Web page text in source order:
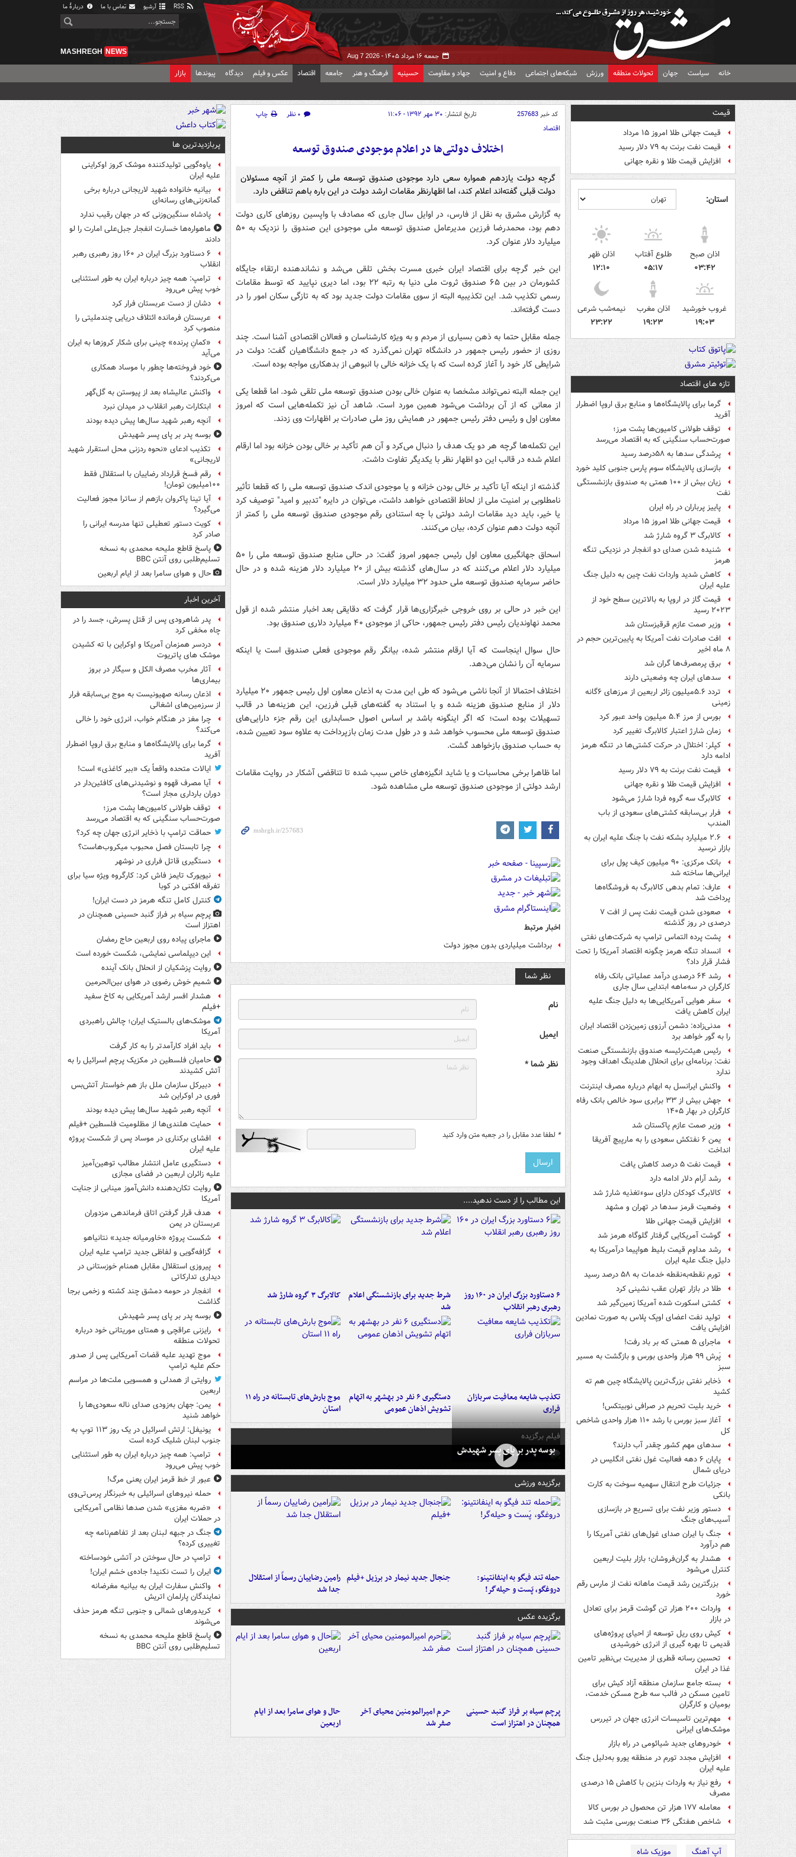
آرشیو تماس با ما دربارهٔ ما
جمعه ۱۶ مرداد ۱۴۰۵ - Aug 7 2026
MASHREGH NEWS
خانه سیاست جهان تحولات منطقه ورزش شبکه‌های اجتماعی دفاع و امنیت جهاد و مقاومت حسینیه فرهنگ و هنر جامعه اقتصاد عکس و فیلم دیدگاه پیوندها بازار
قیمت
قیمت جهانی طلا امروز ۱۵ مرداد
قیمت نفت برنت به ۷۹ دلار رسید
افزایش قیمت طلا و نقره جهانی
استان:
اذان صبح
۰۳:۴۲
طلوع آفتاب
۰۵:۱۷
اذان ظهر
۱۲:۱۰
غروب خورشید
۱۹:۰۳
اذان مغرب
۱۹:۲۳
نیمه‌شب شرعی
۲۳:۲۲
تازه های اقتصاد
گرما برای پالایشگاه‌ها و منابع برق اروپا اضطرار
آفرید
توقف طولانی کامیون‌ها پشت مرز؛
صورت‌حساب سنگینی که به اقتصاد می‌رسد
پرشدگی سدها به ۵۸درصد رسید
بازسازی پالایشگاه سوم پارس جنوبی کلید خورد
زیان بیش از ۱۰۰ همتی به صندوق‌ بازنشستگی
نفت
پاییز پرباران در راه ایران
قیمت جهانی طلا امروز ۱۵ مرداد
کالابرگ ۳ گروه شارژ شد
شنیده شدن صدای دو انفجار در نزدیکی تنگه
هرمز
کاهش شدید واردات نفت چین به دلیل جنگ
علیه ایران
قیمت گاز در اروپا به بالاترین سطح خود از
۲۰۲۳ رسید
وزیر صمت عازم قرقیزستان شد
افت صادرات نفت آمریکا به پایین‌ترین حجم در
۸ ماه اخیر
برق پرمصرف‌ها گران شد
سدهای ایران چه وضعیتی دارند
تردد ۵.۶میلیون زائر اربعین از مرزهای ۶گانه
زمینی
بورس از مرز ۵.۴ میلیون واحد عبور کرد
زمان شارژ اعتبار کالابرگ تغییر کرد
کپلر: اختلال در حرکت کشتی‌ها در تنگه هرمز
ادامه دارد
قیمت نفت برنت به ۷۹ دلار رسید
افزایش قیمت طلا و نقره جهانی
کالابرگ سه گروه فردا شارژ می‌شود
فرار بی‌سابقه کشتی‌های سعودی از باب
المندب
۲.۶ میلیارد بشکه نفت با جنگ علیه ایران به
بازار نرسید
بانک مرکزی: ۹۰ میلیون کیف پول برای
ایرانی‌ها ساخته شد
عارف: تمام بدهی کالابرگ به فروشگاه‌ها
پرداخت شد
صعودی شدن قیمت نفت پس از افت ۷
درصدی در روز گذشته
پشت پرده التماس ترامپ به شرکت‌های نفتی
انسداد تنگه هرمز چگونه اقتصاد آمریکا را تحت
فشار قرار داد؟
رشد ۶۴ درصدی درآمد عملیاتی بانک رفاه
کارگران در سه‌ماهه ابتدایی سال جاری
سفر هوایی آمریکایی‌ها به دلیل جنگ علیه
ایران کاهش یافت
مدنی‌زاده: دشمن آرزوی زمین‌زدن اقتصاد ایران
را به گور خواهد برد
رئیس هیئت‌رئیسه صندوق بازنشستگی صنعت
نفت: برنامه‌ای برای انحلال هلدینگ اهداف وجود
ندارد
واکنش ایرانسل به ابهام درباره مصرف اینترنت
جهش بیش از ۳۳ برابری سود خالص بانک رفاه
کارگران در بهار ۱۴۰۵
وزیر صمت عازم پاکستان شد
یمن ۶ نفتکش سعودی را به مارپیچ آفریقا
انداخت
قیمت نفت ۵ درصد کاهش یافت
رشد آرام دلار ادامه دارد
کالابرگ کودکان دارای سوءتغذیه شارژ شد
وضعیت قرمز سدها در تهران و مشهد
افزایش قیمت جهانی طلا
گوشت آمریکایی گرفتار گلوگاه هرمز شد
رشد مداوم قیمت بلیط هواپیما درآمریکا به
دلیل جنگ علیه ایران
تورم نقطه‌به‌نقطه خدمات به ۵۸ درصد رسید
طلا در بازار تهران عقب نشینی کرد
کشتی اسکورت شده آمریکا زمین‌گیر شد
تولید نفت اعضای اوپک پلاس به صورت نمادین
افزایش یافت
ماجرای ۵ همتی که بر باد رفت!
پَرش ۹۹ هزار واحدی بورس و بازگشت به مسیر
سبز
ذخایر نفتی بزرگ‌ترین پالایشگاه چین هم ته
کشید
خرید بلیت تحریم در صرافی نوبیتکس!
آغاز سبز بورس با رشد ۱۱۰ هزار واحدی شاخص
کل
سدهای مهم کشور چقدر آب دارند؟
پایان ۶ دهه فعالیت غول نفتی انگلیس در
دریای شمال
جزئیات طرح انتقال سهمیه سوخت به کارت
بانکی
دستور وزیر نفت برای تسریع در بازسازی
آسیب‌های جنگ
جنگ با ایران صدای غول‌های نفتی آمریکا را
هم درآورد
هشدار به گران‌فروشان؛ بازار بلیت اربعین
کنترل می‌شود
بزرگترین رشد قیمت ماهانه نفت از مارس رقم
خورد
واردات ۲۰۰ هزار تن گوشت قرمز برای تعادل
در بازار
کیش روی ریل توسعه از احیای پروژه‌های
قدیمی تا بهره گیری از انرژی خورشیدی
تحسین رسانه قطری از مدیریت بی‌نظیر تامین
غذا در ایران
بسته جامع سازمان منطقه آزاد کیش برای
تامین مسکن در فالب سه طرح مسکن خدمت،
بومیان و کارگران
مهم‌ترین تاسیسات انرژی جهان در تیررس
موشک‌های ایرانی
خودروهای جدید شیائومی در راه بازار
افزایش مجدد تورم در منطقه یورو به‌دلیل جنگ
علیه ایران
رفع نیاز به واردات بنزین با کاهش ۱۵ درصدی
مصرف
معامله ۱۷۷ هزار تن محصول در بورس کالا
شاخص‌ هفتگی ۳۶ صنعت بورسی مثبت شد
آپ آهنگ موزیک شاه
کد خبر257683 تاریخ انتشار: ۳۰ مهر ۱۳۹۲ - ۱۱:۰۶ ۰ نظر
چاپ
اقتصاد
اختلاف دولتی‌ها در اعلام موجودی صندوق توسعه
گرچه دولت یازدهم همواره سعی دارد موجودی صندوق توسعه ملی را کمتر از آنچه مسئولان
دولت قبلی گفته‌اند اعلام کند، اما اظهارنظر مقامات ارشد دولت در این باره باهم تناقض دارد.
به گزارش مشرق به نقل از فارس، در اوایل سال جاری که مصادف با واپسین روزهای کاری دولت
دهم بود، محمدرضا فرزین مدیرعامل صندوق توسعه ملی موجودی این صندوق را نزدیک به ۵۰
میلیارد دلار عنوان کرد.
این خبر گرچه برای اقتصاد ایران خبری مسرت بخش تلقی می‌شد و نشاندهنده ارتقاء جایگاه
کشورمان در بین ۶۵ صندوق ثروت ملی دنیا به رتبه ۲۲ بود، اما دیری نپایید که توسط مقامات
رسمی تکذیب شد. این تکذیبیه البته از سوی مقامات دولت جدید بود که به تازگی سکان امور را در
دست گرفته‌اند.
جمله مقابل حتما به ذهن بسیاری از مردم و به ویژه کارشناسان و فعالان اقتصادی آشنا است. چند
روزی از حضور رئیس جمهور در دانشگاه تهران نمی‌گذرد که در جمع دانشگاهیان گفت: دولت در
شرایطی کار خود را آغاز کرده است که با یک خزانه خالی با انبوهی از بدهکاری مواجه بوده است.
این جمله البته نمی‌تواند مشخصا به عنوان خالی بودن صندوق توسعه ملی تلقی شود. اما قطعا یکی
از معانی که از آن برداشت می‌شود همین مورد است. شاهد آن نیز تکمله‌هایی است که امروز
معاون اول و رئیس دفتر رئیس جمهور در همایش روز ملی صادرات بر اظهارات وی زدند.
این تکمله‌ها گرچه هر دو یک هدف را دنبال می‌کرد و آن هم تأکید بر خالی بودن خزانه بود اما ارقام
اعلام شده در قالب این دو اظهار نظر با یکدیگر تفاوت داشت.
گذشته از اینکه آیا تأکید بر خالی بودن خزانه و یا موجودی اندک صندوق توسعه ملی را که قطعا تأثیر
نامطلوبی بر امنیت ملی از لحاظ اقتصادی خواهد داشت، می‌توان در دایره "تدبیر و امید" توصیف کرد
یا خیر، باید دید مقامات ارشد دولتی با چه استنادی رقم موجودی صندوق توسعه ملی را کمتر از
آنچه دولت دهم عنوان کرده، بیان می‌کنند.
اسحاق جهانگیری معاون اول رئیس جمهور امروز گفت: در حالی منابع صندوق توسعه ملی را ۵۰
میلیارد دلار اعلام می‌کنند که در سال‌های گذشته بیش از ۲۰ میلیارد دلار هزینه شده و در حال
حاضر سرمایه صندوق توسعه ملی حدود ۳۲ میلیارد دلار است.
این خبر در حالی بر روی خروجی خبرگزاری‌ها قرار گرفت که دقایقی بعد اخبار منتشر شده از قول
محمد نهاوندیان رئیس دفتر رئیس جمهور، حاکی از موجودی ۴۰ میلیارد دلاری صندوق بود.
حال سوال اینجاست که آیا ارقام منتشر شده، بیانگر رقم موجودی فعلی صندوق است یا اینکه
سرمایه آن را نشان می‌دهد.
اختلاف احتمالا از آنجا ناشی می‌شود که طی این مدت به اذعان معاون اول رئیس جمهور ۲۰ میلیارد
دلار از منابع صندوق هزینه شده و با استناد به گفته‌های قبلی فرزین، این هزینه‌ها در قالب
تسهیلات بوده است؛ که اگر اینگونه باشد بر اساس اصول حسابداری این رقم جزء دارایی‌های
صندوق توسعه ملی محسوب خواهد شد و در طول مدت زمان بازپرداخت به علاوه سود تعیین شده،
به حساب صندوق بازخواهد گشت.
اما ظاهرا برخی محاسبات و یا شاید انگیزه‌های خاص سبب شده تا تناقضی آشکار در روایت مقامات
ارشد دولتی از موجودی صندوق توسعه ملی مشاهده شود.
اخبار مرتبط
برداشت میلیاردی بدون مجوز دولت
نظر شما
نام
ایمیل
نظر شما *
* لطفا عدد مقابل را در جعبه متن وارد کنید
این مطالب را از دست ندهید....
۶ دستاورد بزرگ ایران در ۱۶۰ روز
رهبری رهبر انقلاب
شرط جدید برای بازنشستگی اعلام
شد
کالابرگ ۳ گروه شارژ شد
تکذیب شایعه معافیت سربازان
فراری
دستگیری ۶ نفر در بهشهر به اتهام
تشویش اذهان عمومی
موج بارش‌های تابستانه در راه ۱۱
استان
فیلم برگزیده
بوسه‌ پدر بر پای پسر شهیدش
برگزیده ورزشی
حمله تند فیگو به اینفانتینو:
دروغگو، پَست‌ و حیله‌گر!
جنجال جدید نیمار در برزیل +فیلم رامین رضاییان رسماً از استقلال
جدا شد
برگزیده عکس
پرچم سیاه بر فراز گنبد حسینی
همچنان در اهتزاز است
حرم امیرالمومنین محیای آخر
صفر شد
حال و هوای سامرا بعد از ایام
اربعین
پربازدیدترین ها
یاوه‌گویی تولیدکننده موشک کروز اوکراینی
علیه ایران
بیانیه خانواده شهید لاریجانی درباره برخی
گمانه‌زنی‌های رسانه‌ای
پادشاه سنگین‌وزنی که در جهان رقیب ندارد
ماهواره‌ها خسارت انفجار جبل‌علی امارت را لو
دادند
۶ دستاورد بزرگ ایران در ۱۶۰ روز رهبری رهبر
انقلاب
ترامپ: همه چیز درباره ایران به طور استثنایی
خوب پیش می‌رود
دشان از دست عربستان فرار کرد
عربستان فرمانده ائتلاف دریایی چندملیتی را
منصوب کرد
«کمانِ پرنده» چینی برای شکار کروزها به ایران
می‌آید
خود فروخته‌ها چطور با موساد همکاری
می‌کردند؟
واکنش عالیشاه بعد از پیوستن به گل‌گهر
ابتکارات رهبر انقلاب در میدان نبرد
آنچه رهبر شهید سال‌ها پیش دیده بودند
بوسه‌ پدر بر پای پسر شهیدش
تکذیب ادعای «نحوه ردزنی محل استقرار شهید
لاریجانی»
رقم فسخ قرارداد رضاییان با استقلال فقط
۱۰۰میلیون تومان!
آیا تینا پاکروان بازهم از ساترا مجوز فعالیت
می‌گیرد؟
کویت دستور تعطیلی تنها مدرسه ایرانی را
صادر کرد
پاسخ قاطع ملیحه محمدی به نسخه
تسلیم‌طلبی روی آنتن BBC
حال و هوای سامرا بعد از ایام اربعین
آخرین اخبار
پدر شاهرودی پس از قتل پسرش، جسد را در
چاه مخفی کرد
دردسر همزمان آمریکا و اوکراین با ته کشیدن
موشک های پاتریوت
آثار مخرب مصرف الکل و سیگار در بروز
بیماری‌ها
اذعان رسانه صهیونیست به موج بی‌سابقه فرار
از سرزمین‌های اشغالی
چرا مغز در هنگام خواب، انرژی خود را خالی
می‌کند؟
گرما برای پالایشگاه‌ها و منابع برق اروپا اضطرار
آفرید
ایالات متحده واقعاً یک «ببر کاغذی» است!
آیا مصرف قهوه و نوشیدنی‌های کافئین‌دار در
دوران بارداری مجاز است؟
توقف طولانی کامیون‌ها پشت مرز؛
صورت‌حساب سنگینی که به اقتصاد می‌رسد
حماقت ترامپ با ذخایر انرژی جهان چه کرد؟
چرا تابستان فصل محبوب میکروب‌هاست؟
دستگیری قاتل فراری در نوشهر
نیویورک تایمز فاش کرد: کارگروه ویژه سیا برای
تفرقه افکنی در کوبا
کنترل کامل تنگه هرمز در دست ایران!
پرچم سیاه بر فراز گنبد حسینی همچنان در
اهتزاز است
ماجرای پیاده روی اربعین حاج رمضان
این دیپلماسی نمایشی، شکست خورده است
روایت پزشکیان از انحلال بانک آینده
شمیم خوش رضوی در هوای بین‌الحرمین
هشدار افسر ارشد آمریکایی به کاخ سفید
+فیلم
موشک‌های بالستیک ایران؛ چالش راهبردی
آمریکا
باید افراد کارآمدتر را به کار گرفت
حامیان فلسطین در مکزیک پرچم اسرائیل را به
آتش کشیدند
دبیرکل سازمان ملل باز هم خواستار آتش‌بس
فوری در اوکراین شد
آنچه رهبر شهید سال‌ها پیش دیده بودند
حمایت هلندی‌ها از مظلومیت فلسطین +فیلم
افشای برکناری در موساد پس از شکست پروژه
علیه ایران
دستگیری عامل انتشار مطالب توهین‌آمیز
علیه زائران اربعین در فضای مجازی
روایت تکان‌دهنده دانش‌آموز مینابی از جنایت
آمریکا
هدف قرار گرفتن اتاق‌ فرماندهی مزدوران
عربستان در یمن
شکست پروژه «خاورمیانه جدید» نتانیاهو
گزافه‌گویی و لفاظی جدید ترامپ علیه ایران
پیروزی استقلال مقابل همنام خوزستانی در
دیداری تدارکاتی
انفجار در حومه دمشق چند کشته و زخمی برجا
گذاشت
بوسه‌ پدر بر پای پسر شهیدش
رایزنی عراقچی و همتای موریتانی خود درباره
تحولات منطقه
موج تهدید علیه قضات آمریکایی پس از صدور
حکم علیه ترامپ
روایتی از همدلی و همسویی ملت‌ها در مراسم
اربعین
یمن: جهان به‌زودی صدای ناله سعودی‌ها را
خواهد شنید
یونیفل: ارتش اسرائیل در یک روز ۱۱۳ توپ به
جنوب لبنان شلیک کرده است
ترامپ: همه چیز درباره ایران به طور استثنایی
خوب پیش می‌رود
عبور از خط قرمز ایران یعنی مرگ!
حمله نیروهای اسرائیلی به خبرنگار پرس‌تی‌وی
«ضربه مغزی» شدن صدها نظامی آمریکایی
در حملات ایران
جنگ در جبهه لبنان بعد از تفاهم‌نامه چه
تغییری کرده؟
ترامپ در حال سوختن در آتشی خودساخته
ایران را تست نکنید! جاده‌ی خشم ایران!
واکنش سفارت ایران به بیانیه مغرضانه
نمایندگان پارلمان اتریش
کریدورهای شمالی و جنوبی تنگه هرمز حذف
می‌شوند
پاسخ قاطع ملیحه محمدی به نسخه
تسلیم‌طلبی روی آنتن BBC